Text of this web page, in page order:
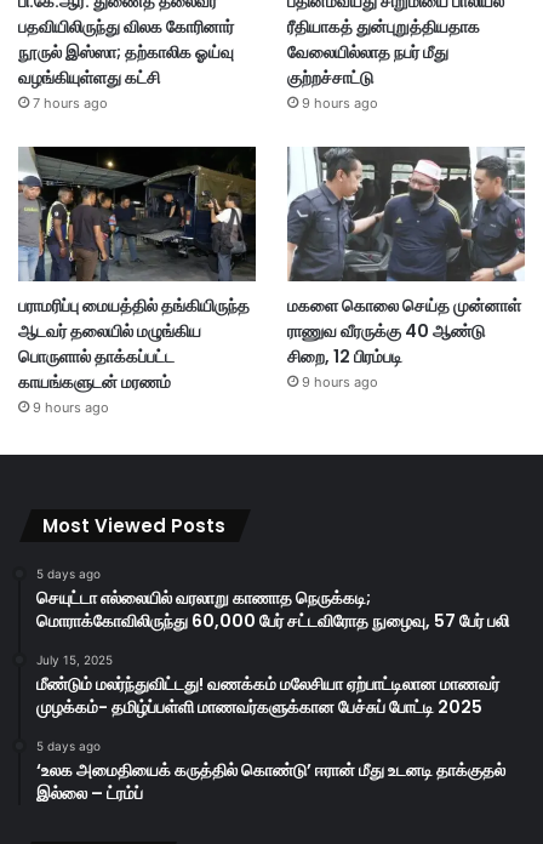
பதவியிலிருந்து விலக கோரினார்
நூருல் இஸ்ஸா; தற்காலிக ஓய்வு
வழங்கியுள்ளது கட்சி
7 hours ago
ரீதியாகத் துன்புறுத்தியதாக
வேலையில்லாத நபர் மீது
குற்றச்சாட்டு
9 hours ago
பராமரிப்பு மையத்தில் தங்கியிருந்த
ஆடவர் தலையில் மழுங்கிய
பொருளால் தாக்கப்பட்ட
காயங்களுடன் மரணம்
9 hours ago
மகளை கொலை செய்த முன்னாள்
ராணுவ வீரருக்கு 40 ஆண்டு
சிறை, 12 பிரம்படி
9 hours ago
Most Viewed Posts
5 days ago
செயுட்டா எல்லையில் வரலாறு காணாத நெருக்கடி;
மொராக்கோவிலிருந்து 60,000 பேர் சட்டவிரோத நுழைவு, 57 பேர் பலி
July 15, 2025
மீண்டும் மலர்ந்துவிட்டது! வணக்கம் மலேசியா ஏற்பாட்டிலான மாணவர்
முழக்கம்- தமிழ்ப்பள்ளி மாணவர்களுக்கான பேச்சுப் போட்டி 2025
5 days ago
‘உலக அமைதியைக் கருத்தில் கொண்டு’ ஈரான் மீது உடனடி தாக்குதல்
இல்லை – ட்ரம்ப்